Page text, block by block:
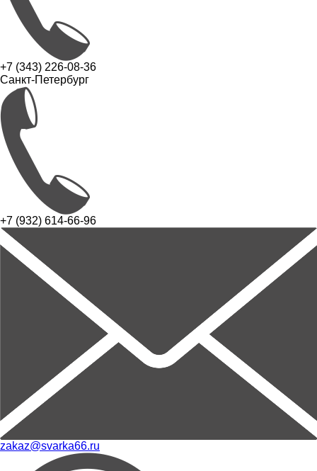
+7 (343) 226-08-36
Санкт-Петербург
+7 (932) 614-66-96
zakaz@svarka66.ru